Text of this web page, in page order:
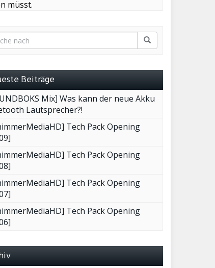
müsst.
Beiträge
Mix] Was kann der neue Akku
Lautsprecher?!
Tech Pack Opening
Tech Pack Opening
Tech Pack Opening
Tech Pack Opening